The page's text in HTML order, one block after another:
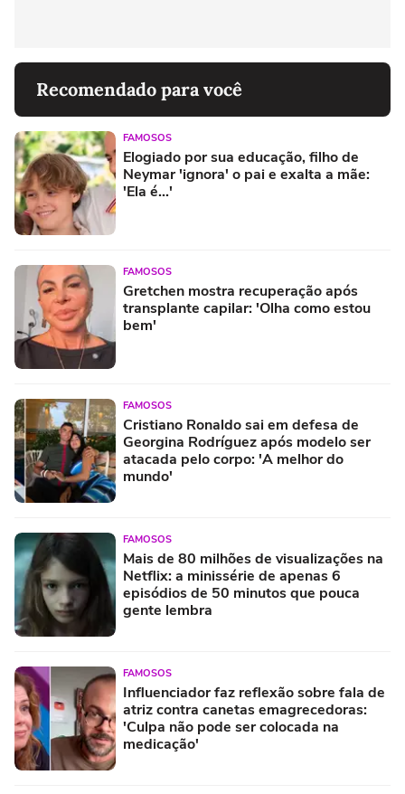
Recomendado para você
FAMOSOS
Elogiado por sua educação, filho de
Neymar 'ignora' o pai e exalta a mãe:
'Ela é...'
FAMOSOS
Gretchen mostra recuperação após
transplante capilar: 'Olha como estou
bem'
FAMOSOS
Cristiano Ronaldo sai em defesa de
Georgina Rodríguez após modelo ser
atacada pelo corpo: 'A melhor do
mundo'
FAMOSOS
Mais de 80 milhões de visualizações na
Netflix: a minissérie de apenas 6
episódios de 50 minutos que pouca
gente lembra
FAMOSOS
Influenciador faz reflexão sobre fala de
atriz contra canetas emagrecedoras:
'Culpa não pode ser colocada na
medicação'